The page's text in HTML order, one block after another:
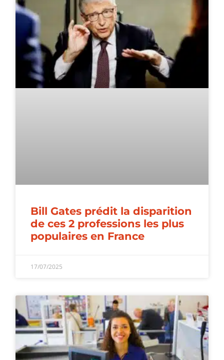
Bill Gates prédit la disparition
de ces 2 professions les plus
populaires en France
17/07/2025